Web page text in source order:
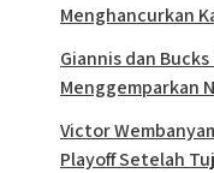
Menghancurkan
Giannis dan
Menggemparkan
Victor
Playoff Setelah